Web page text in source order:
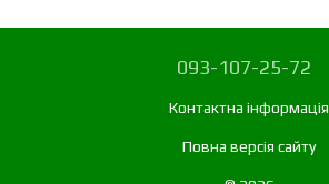
093-107-25-72
Контактна інформація
Повна версія сайту